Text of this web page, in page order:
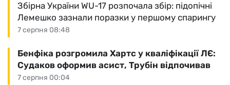
7 серпня 08:48
Збірна України WU-17 розпочала збір: підопічні
Лемешко зазнали поразки у першому спарингу
7 серпня 00:04
Бенфіка розгромила Хартс у кваліфікації ЛЄ:
Судаков оформив асист, Трубін відпочивав